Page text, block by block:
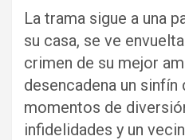
La trama sigue a una
su casa, se ve
crimen de su mejor
desencadena un
momentos de
infidelidades y un